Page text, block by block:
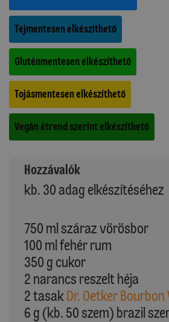
Tejmentesen elkészíthető
Gluténmentesen elkészíthető
Tojásmentesen elkészíthető
Vegán étrend szerint elkészíthető
Hozzávalók
kb. 30 adag elkészítéséhez
750 ml száraz vörösbor
100 ml fehér rum
350 g cukor
2 narancs reszelt héja
2 tasak Dr. Oetker
6 g (kb. 50 szem) brazil